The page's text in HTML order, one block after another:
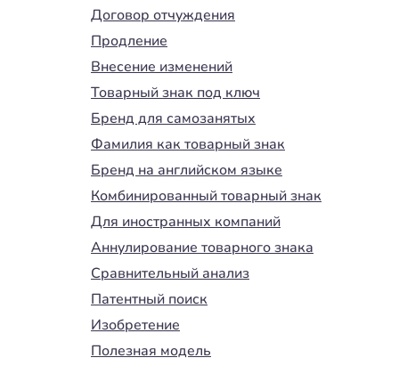
Договор отчуждения
Продление
Внесение изменений
Товарный знак под ключ
Бренд для самозанятых
Фамилия как товарный знак
Бренд на английском языке
Комбинированный товарный знак
Для иностранных компаний
Аннулирование товарного знака
Сравнительный анализ
Патентный поиск
Изобретение
Полезная модель